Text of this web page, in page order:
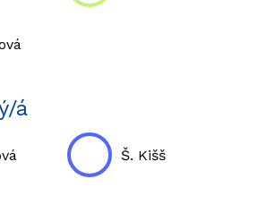
á
Š. Kišš